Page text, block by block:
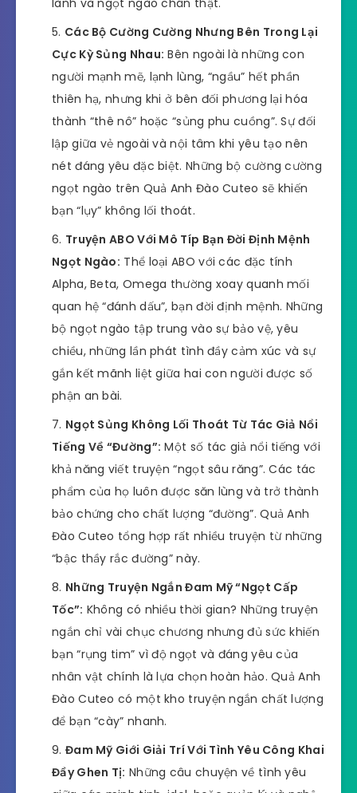
lành và ngọt ngào chân thật.
Các Bộ Cường Cường Nhưng Bên Trong Lại
Cực Kỳ Sủng Nhau: Bên ngoài là những con
người mạnh mẽ, lạnh lùng, “ngầu” hết phần
thiên hạ, nhưng khi ở bên đối phương lại hóa
thành “thê nô” hoặc “sủng phu cuồng”. Sự đối
lập giữa vẻ ngoài và nội tâm khi yêu tạo nên
nét đáng yêu đặc biệt. Những bộ cường cường
ngọt ngào trên Quả Anh Đào Cuteo sẽ khiến
bạn “lụy” không lối thoát.
Truyện ABO Với Mô Típ Bạn Đời Định Mệnh
Ngọt Ngào: Thể loại ABO với các đặc tính
Alpha, Beta, Omega thường xoay quanh mối
quan hệ “đánh dấu”, bạn đời định mệnh. Những
bộ ngọt ngào tập trung vào sự bảo vệ, yêu
chiều, những lần phát tình đầy cảm xúc và sự
gắn kết mãnh liệt giữa hai con người được số
phận an bài.
Ngọt Sủng Không Lối Thoát Từ Tác Giả Nổi
Tiếng Về “Đường”: Một số tác giả nổi tiếng với
khả năng viết truyện “ngọt sâu răng”. Các tác
phẩm của họ luôn được săn lùng và trở thành
bảo chứng cho chất lượng “đường”. Quả Anh
Đào Cuteo tổng hợp rất nhiều truyện từ những
“bậc thầy rắc đường” này.
Những Truyện Ngắn Đam Mỹ “Ngọt Cấp
Tốc”: Không có nhiều thời gian? Những truyện
ngắn chỉ vài chục chương nhưng đủ sức khiến
bạn “rụng tim” vì độ ngọt và đáng yêu của
nhân vật chính là lựa chọn hoàn hảo. Quả Anh
Đào Cuteo có một kho truyện ngắn chất lượng
để bạn “cày” nhanh.
Đam Mỹ Giới Giải Trí Với Tình Yêu Công Khai
Đầy Ghen Tị: Những câu chuyện về tình yêu